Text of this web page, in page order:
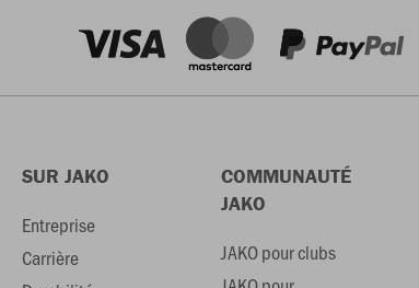
SUR JAKO
Entreprise
Carrière
COMMUNAUTÉ
JAKO
JAKO pour clubs